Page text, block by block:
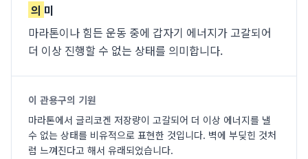
의 미
마라톤이나 힘든 운동 중에 갑자기 에너지가 고갈되어
더 이상 진행할 수 없는 상태를 의미합니다.
이 관용구의 기원
마라톤에서 글리코겐 저장량이 고갈되어 더 이상 에너지를 낼
수 없는 상태를 비유적으로 표현한 것입니다. 벽에 부딪힌 것처
럼 느껴진다고 해서 유래되었습니다.